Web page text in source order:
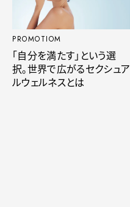
PROMOTIOM
「自分を満たす」という選
択。世界で広がるセクシュア
ルウェルネスとは